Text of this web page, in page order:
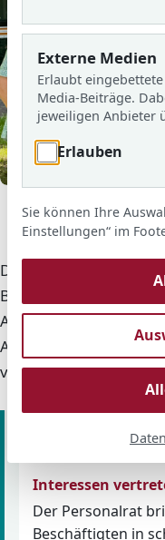
Dahmer, Ayla
Der Personalrat vertritt
Beschäftigten der
Ansprechstelle für
Arbeitsbedingungen,
vertrauensvolle
Wofür ist der
Interessen
Der Personalrat
Beschäftigten in
Externe Medien
Erlaubt
Media-Beiträge.
jeweiligen Anbieter
Erlauben
Sie können Ihre
Einstellungen“ im